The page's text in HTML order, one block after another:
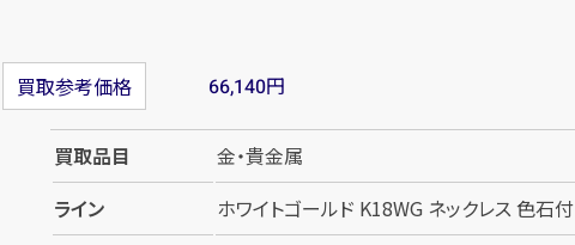
買取参考価格 66,140円
買取品目
金・貴金属
ライン
ホワイトゴールド K18WG ネックレス 色石付